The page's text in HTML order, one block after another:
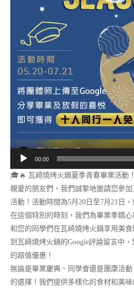
00:00
🎓🔥 瓦崎燒烤火鍋夏季青春畢業活動
親愛的朋友們，我們誠摯地邀請您參
活動！活動時間為5月20日至7月21日，
在這個特別的時刻，我們為畢業季精
和您的同學們在瓦崎燒烤火鍋享用美
到瓦崎燒烤火鍋的Google評論留言中
的超值優惠！
無論是畢業慶典、同學會還是團康活
的選擇！我們提供多樣化的食材和美